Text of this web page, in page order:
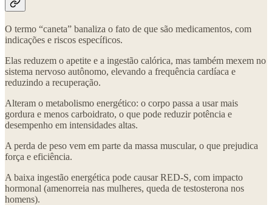
O termo “caneta” banaliza o fato de que são medicamentos, com
indicações e riscos específicos.
Elas reduzem o apetite e a ingestão calórica, mas também mexem no
sistema nervoso autônomo, elevando a frequência cardíaca e
reduzindo a recuperação.
Alteram o metabolismo energético: o corpo passa a usar mais
gordura e menos carboidrato, o que pode reduzir potência e
desempenho em intensidades altas.
A perda de peso vem em parte da massa muscular, o que prejudica
força e eficiência.
A baixa ingestão energética pode causar RED-S, com impacto
hormonal (amenorreia nas mulheres, queda de testosterona nos
homens).